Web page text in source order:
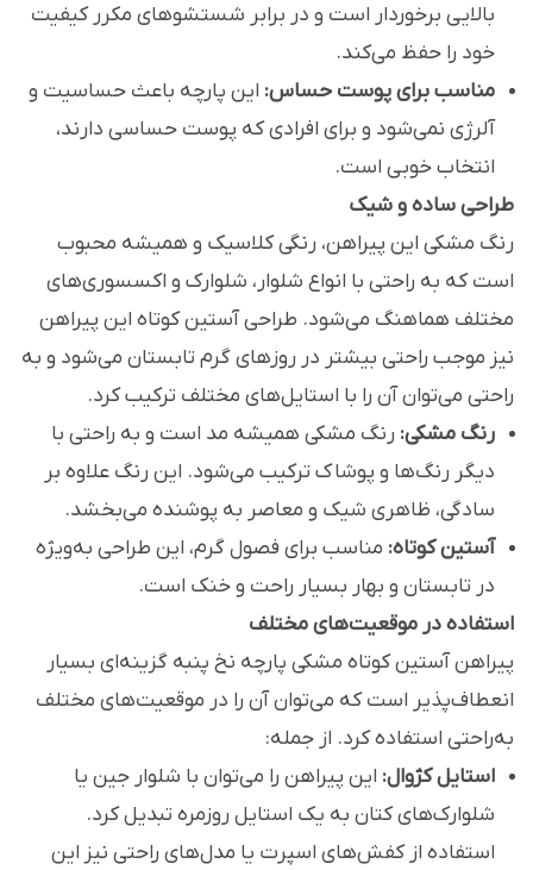
بالایی برخوردار است و در برابر شستشوهای مکرر کیفیت
خود را حفظ می‌کند.
مناسب برای پوست حساس: این پارچه باعث حساسیت و
آلرژی نمی‌شود و برای افرادی که پوست حساسی دارند،
انتخاب خوبی است.
طراحی ساده و شیک
رنگ مشکی این پیراهن، رنگی کلاسیک و همیشه محبوب
است که به راحتی با انواع شلوار، شلوارک و اکسسوری‌های
مختلف هماهنگ می‌شود. طراحی آستین کوتاه این پیراهن
نیز موجب راحتی بیشتر در روزهای گرم تابستان می‌شود و به
راحتی می‌توان آن را با استایل‌های مختلف ترکیب کرد.
رنگ مشکی: رنگ مشکی همیشه مد است و به راحتی با
دیگر رنگ‌ها و پوشاک ترکیب می‌شود. این رنگ علاوه بر
سادگی، ظاهری شیک و معاصر به پوشنده می‌بخشد.
آستین کوتاه: مناسب برای فصول گرم، این طراحی به‌ویژه
در تابستان و بهار بسیار راحت و خنک است.
استفاده در موقعیت‌های مختلف
پیراهن آستین کوتاه مشکی پارچه نخ پنبه گزینه‌ای بسیار
انعطاف‌پذیر است که می‌توان آن را در موقعیت‌های مختلف
به‌راحتی استفاده کرد. از جمله:
استایل کژوال: این پیراهن را می‌توان با شلوار جین یا
شلوارک‌های کتان به یک استایل روزمره تبدیل کرد.
استفاده از کفش‌های اسپرت یا مدل‌های راحتی نیز این